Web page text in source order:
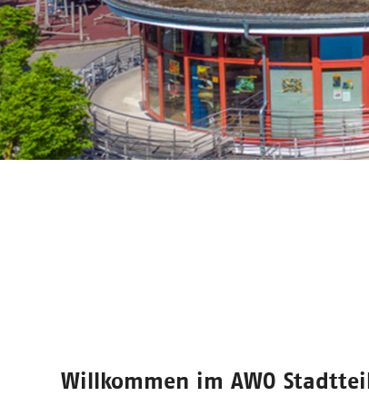
Willkommen imAWO